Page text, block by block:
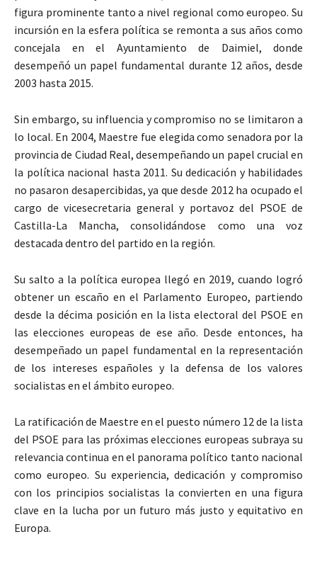
figura prominente tanto a nivel regional como europeo. Su
incursión en la esfera política se remonta a sus años como
concejala en el Ayuntamiento de Daimiel, donde
desempeñó un papel fundamental durante 12 años, desde
2003 hasta 2015.
Sin embargo, su influencia y compromiso no se limitaron a
lo local. En 2004, Maestre fue elegida como senadora por la
provincia de Ciudad Real, desempeñando un papel crucial en
la política nacional hasta 2011. Su dedicación y habilidades
no pasaron desapercibidas, ya que desde 2012 ha ocupado el
cargo de vicesecretaria general y portavoz del PSOE de
Castilla-La Mancha, consolidándose como una voz
destacada dentro del partido en la región.
Su salto a la política europea llegó en 2019, cuando logró
obtener un escaño en el Parlamento Europeo, partiendo
desde la décima posición en la lista electoral del PSOE en
las elecciones europeas de ese año. Desde entonces, ha
desempeñado un papel fundamental en la representación
de los intereses españoles y la defensa de los valores
socialistas en el ámbito europeo.
La ratificación de Maestre en el puesto número 12 de la lista
del PSOE para las próximas elecciones europeas subraya su
relevancia continua en el panorama político tanto nacional
como europeo. Su experiencia, dedicación y compromiso
con los principios socialistas la convierten en una figura
clave en la lucha por un futuro más justo y equitativo en
Europa.